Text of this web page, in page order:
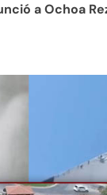
a Ochoa